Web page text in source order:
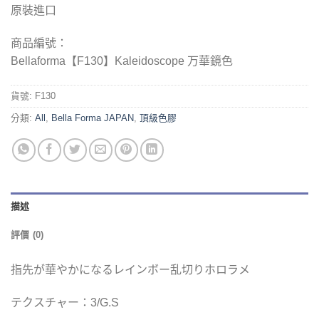
原裝進口
商品編號：
Bellaforma【F130】Kaleidoscope 万華鏡色
貨號: F130
分類: All Bella Forma JAPAN 頂級色膠
描述
評價 (0)
指先が華やかになるレインボー乱切りホロラメ
テクスチャー：3/G.S